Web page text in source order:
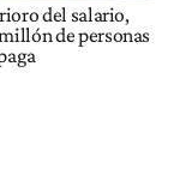
del salario,
de personas